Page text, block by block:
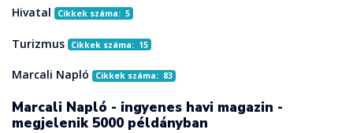
Hivatal Cikkek száma: 5
Turizmus Cikkek száma: 15
Marcali Napló Cikkek száma: 83
Marcali Napló - ingyenes havi magazin -
megjelenik 5000 példányban